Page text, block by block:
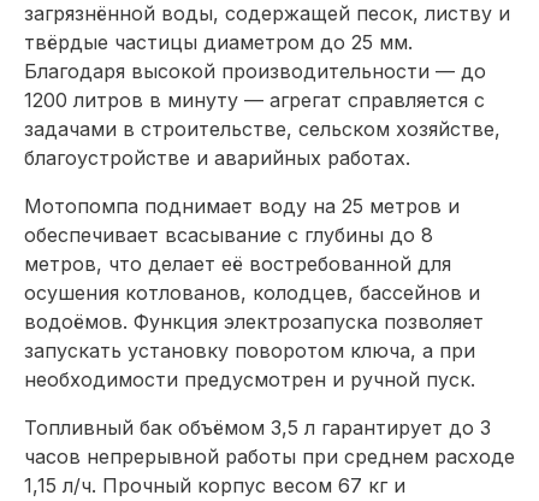
загрязнённой воды, содержащей песок, листву и
твёрдые частицы диаметром до 25 мм.
Благодаря высокой производительности — до
1200 литров в минуту — агрегат справляется с
задачами в строительстве, сельском хозяйстве,
благоустройстве и аварийных работах.
Мотопомпа поднимает воду на 25 метров и
обеспечивает всасывание с глубины до 8
метров, что делает её востребованной для
осушения котлованов, колодцев, бассейнов и
водоёмов. Функция электрозапуска позволяет
запускать установку поворотом ключа, а при
необходимости предусмотрен и ручной пуск.
Топливный бак объёмом 3,5 л гарантирует до 3
часов непрерывной работы при среднем расходе
1,15 л/ч. Прочный корпус весом 67 кг и